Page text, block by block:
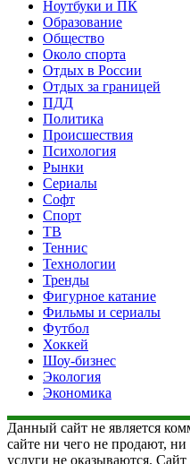
Ноутбуки и ПК
Образование
Общество
Около спорта
Отдых в России
Отдых за границей
ПДД
Политика
Происшествия
Психология
Рынки
Сериалы
Софт
Спорт
ТВ
Теннис
Технологии
Тренды
Фигурное катание
Фильмы и сериалы
Футбол
Хоккей
Шоу-бизнес
Экология
Экономика
Данный сайт не является
сайте ни чего не продают,
услуги не оказываются. Сайт